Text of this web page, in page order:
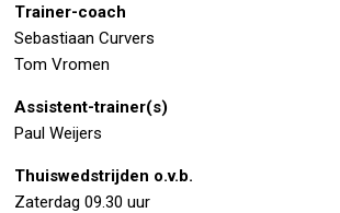
Trainer-coach
Sebastiaan Curvers
Tom Vromen
Assistent-trainer(s)
Paul Weijers
Thuiswedstrijden o.v.b.
Zaterdag 09.30 uur